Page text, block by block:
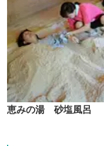
恵みの湯 砂塩風呂